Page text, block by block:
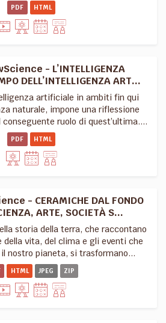
PDF HTML
- L’INTELLIGENZA
DELL’INTELLIGENZA ART...
artificiale in ambiti fin qui
naturale, impone una riflessione
ruolo di quest’ultima....
PDF HTML
- CERAMICHE DAL FONDO
ARTE, SOCIETÀ S...
storia della terra, che raccontano
della vita, del clima e gli eventi che
nostro pianeta, si trasformano...
HTML JPEG ZIP